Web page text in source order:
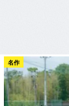
名作